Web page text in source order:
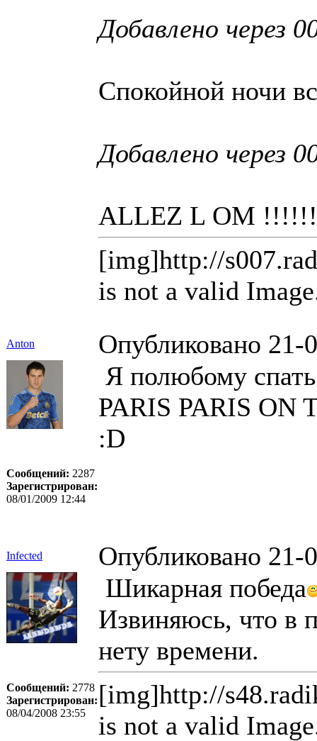
Добавлено через
Спокойной ночи
Добавлено через
ALLEZ L OM
[img]http://
is not a valid
Anton Опубликовано 21-
Сообщений: 2287
Зарегистрирован:
08/01/2009 12:44
Я полюбому
PARIS PARIS ON
:D
Infected Опубликовано 21-
Сообщений: 2778
Зарегистрирован:
08/04/2008 23:55
Шикарная победа
Извиняюсь, что в
нету времени.
[img]http://
is not a valid